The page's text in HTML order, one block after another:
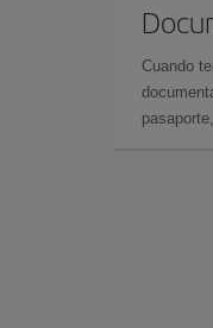
Cuando